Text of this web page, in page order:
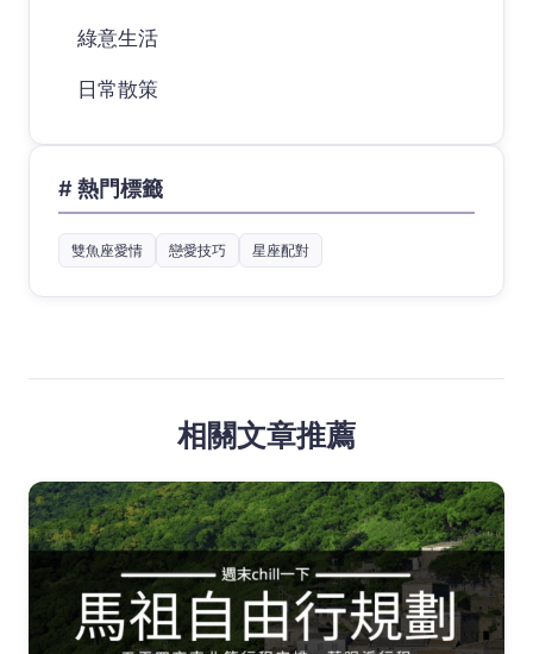
綠意生活
日常散策
# 熱門標籤
雙魚座愛情 戀愛技巧 星座配對
相關文章推薦